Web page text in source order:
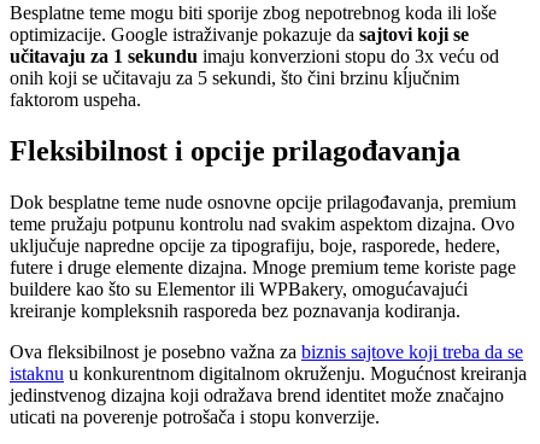
Besplatne teme mogu biti sporije zbog nepotrebnog koda ili loše
optimizacije. Google istraživanje pokazuje da sajtovi koji se
učitavaju za 1 sekundu imaju konverzioni stopu do 3x veću od
onih koji se učitavaju za 5 sekundi, što čini brzinu kĺjučnim
faktorom uspeha.
Fleksibilnost i opcije prilagođavanja
Dok besplatne teme nude osnovne opcije prilagođavanja, premium
teme pružaju potpunu kontrolu nad svakim aspektom dizajna. Ovo
uključuje napredne opcije za tipografiju, boje, rasporede, hedere,
futere i druge elemente dizajna. Mnoge premium teme koriste page
buildere kao što su Elementor ili WPBakery, omogućavajući
kreiranje kompleksnih rasporeda bez poznavanja kodiranja.
Ova fleksibilnost je posebno važna za biznis sajtove koji treba da se
istaknu u konkurentnom digitalnom okruženju. Mogućnost kreiranja
jedinstvenog dizajna koji odražava brend identitet može značajno
uticati na poverenje potrošača i stopu konverzije.